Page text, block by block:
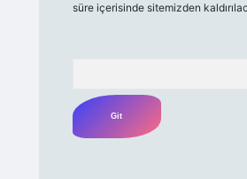
süre içerisinde sitemizden